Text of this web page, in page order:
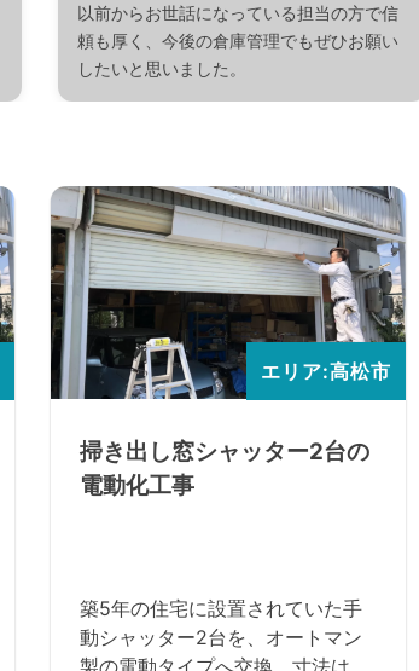
以前からお世話になっている担当の方で信
頼も厚く、今後の倉庫管理でもぜひお願い
したいと思いました。
エリア:高松市
掃き出し窓シャッター2台の
電動化工事
築5年の住宅に設置されていた手
動シャッター2台を、オートマン
製の電動タイプへ交換。寸法は